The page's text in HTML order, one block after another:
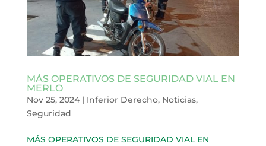
MÁS OPERATIVOS DE SEGURIDAD VIAL EN
MERLO
Nov 25, 2024| Inferior Derecho, Noticias,
Seguridad
MÁS OPERATIVOS DE SEGURIDAD VIAL EN